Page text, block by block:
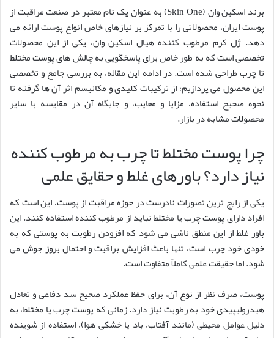
برند اسکین وان (Skin One) به عنوان یک نام معتبر در صنعت مراقبت از
پوست ایران، محصولاتی را با تمرکز بر نیازهای خاص انواع پوست ارائه می
دهد. ژل کرم مرطوب کننده هیال اسکین وان، یکی از این محصولات
تخصصی است که به طور خاص برای پاسخگویی به چالش های پوست مختلط
تا چرب طراحی شده است. در ادامه این مقاله، به بررسی جامع و تخصصی
این محصول می پردازیم؛ از ترکیبات کلیدی و مکانیسم اثر آن ها گرفته تا
نحوه صحیح استفاده، مزایا و معایب، و جایگاه آن در مقایسه با سایر
محصولات مشابه در بازار.
چرا پوست مختلط تا چرب به مرطوب کننده
نیاز دارد؟ باورهای غلط و حقایق علمی
یکی از رایج ترین تصورات نادرست در حوزه مراقبت از پوست، این است که
افراد دارای پوست چرب یا مختلط نباید از مرطوب کننده استفاده کنند. این
باور غلط از این منطق ناشی می شود که افزودن رطوبت به پوستی که به
خودی خود چرب است، تنها باعث افزایش براقیت و احتمال بروز جوش می
شود. اما حقیقت علمی کاملاً متفاوت است.
پوست، صرف نظر از نوع آن، برای حفظ عملکرد صحیح سد دفاعی و تعادل
هیدرولیپیدی خود به رطوبت نیاز دارد. زمانی که پوست چرب یا مختلط، به
دلیل عوامل محیطی (مانند آفتاب، باد یا خشکی هوا)، استفاده از شوینده